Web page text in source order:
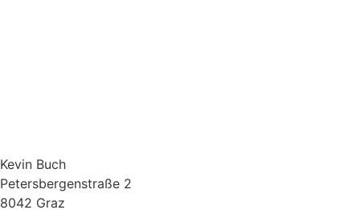
Kevin Buch
Petersbergenstraße 2
8042 Graz